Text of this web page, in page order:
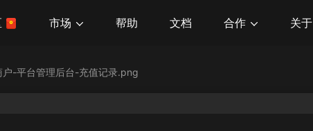
市场 帮助 文档 合作 关于
户-平台管理后台-充值记录.png